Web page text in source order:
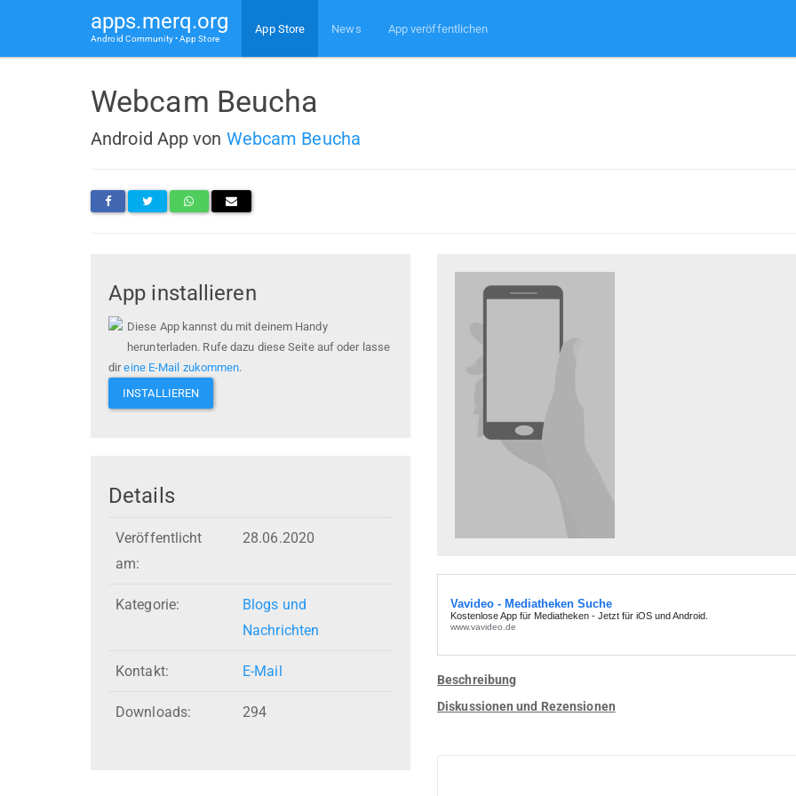
apps.merq.org
Android Community • App Store
App Store News App veröffentlichen
Webcam Beucha
Android App von Webcam Beucha
App installieren
Diese App kannst du mit deinem Handy
herunterladen. Rufe dazu diese Seite auf oder lasse
direine E-Mail zukommen.
INSTALLIEREN
Details
Veröffentlicht
am:
28.06.2020
Kategorie:
Blogs und
Nachrichten
Kontakt: E-Mail
Downloads: 294
Beschreibung
Diskussionen und Rezensionen